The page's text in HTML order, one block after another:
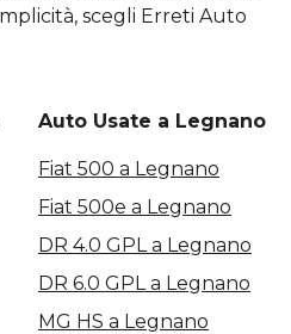
scegli Erreti Auto
Auto Usate a Legnano
Fiat 500 a Legnano
Fiat 500e a Legnano
DR 4.0 GPL a Legnano
DR 6.0 GPL a Legnano
MG HS a Legnano